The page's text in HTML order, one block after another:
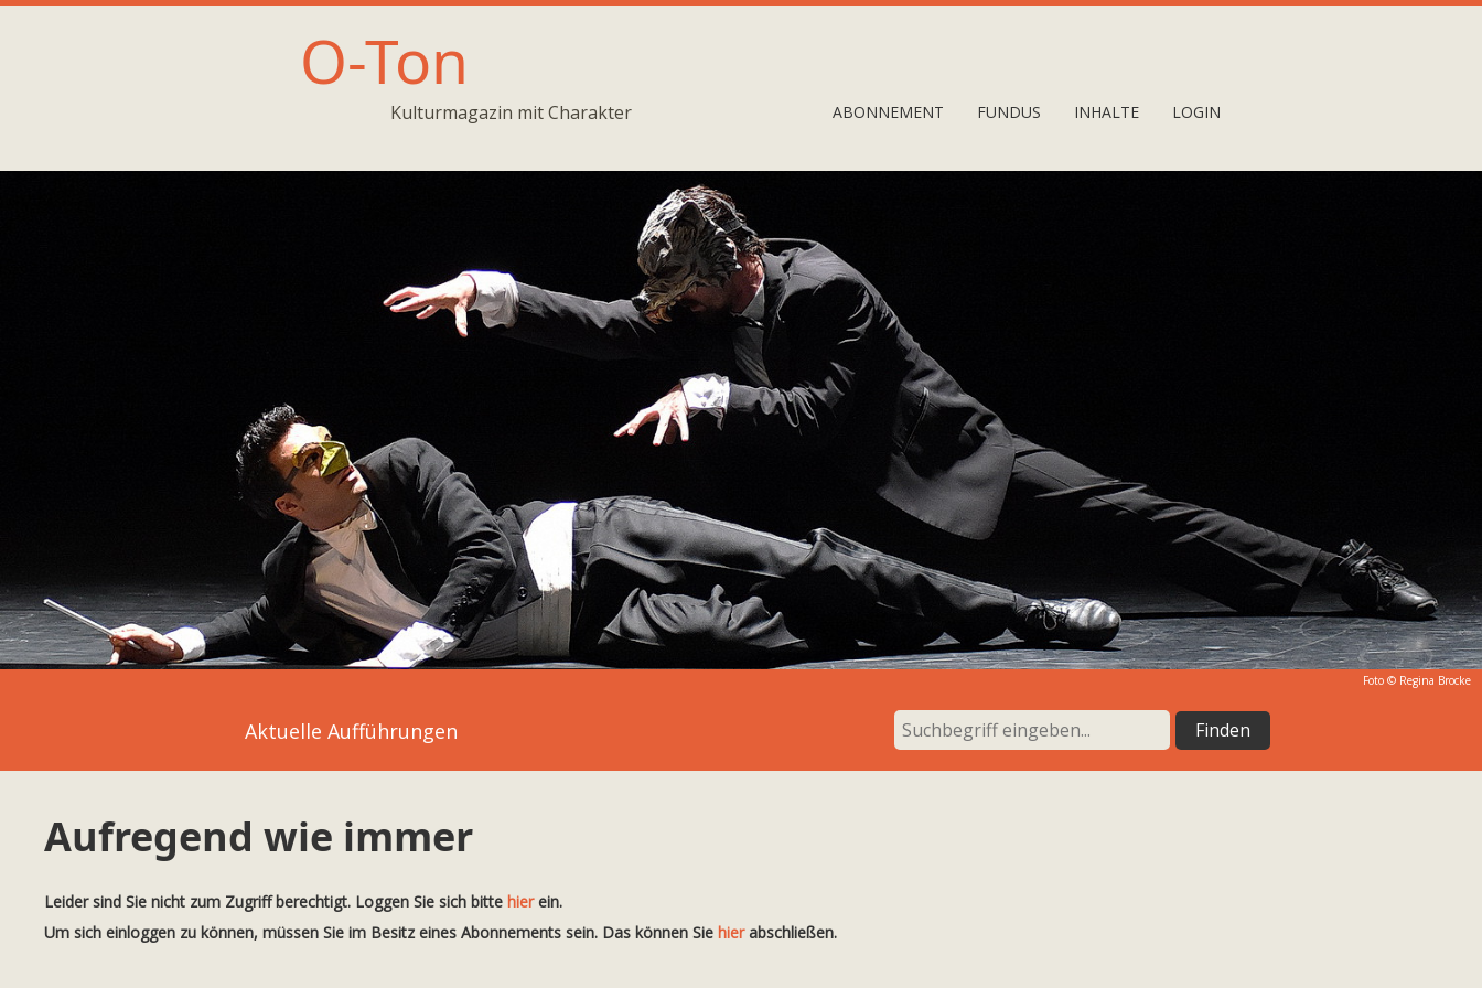
O-Ton
Kulturmagazin mit Charakter ABONNEMENT FUNDUS INHALTE LOGIN
Foto © Regina Brocke
Aktuelle Aufführungen
Aufregend wie immer
Leider sind Sie nicht zum Zugriff berechtigt. Loggen Sie sich bitte hierein.
Um sich einloggen zu können, müssen Sie im Besitz eines Abonnements sein. Das können Sie hierabschließen.